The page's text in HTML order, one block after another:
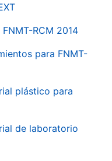
RCM 2014
para FNMT-
plástico para
de laboratorio